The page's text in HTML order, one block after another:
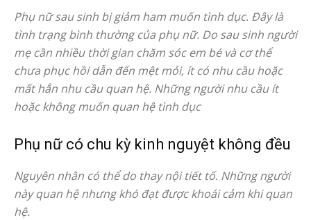
Phụ nữ sau sinh bị giảm ham muốn tình dục. Đây là
tình trạng bình thường của phụ nữ. Do sau sinh người
mẹ cần nhiều thời gian chăm sóc em bé và cơ thể
chưa phục hồi dẫn đến mệt mỏi, ít có nhu cầu hoặc
mất hẳn nhu cầu quan hệ. Những người nhu cầu ít
hoặc không muốn quan hệ tình dục
Phụ nữ có chu kỳ kinh nguyệt không đều
Nguyên nhân có thể do thay nội tiết tố. Những người
này quan hệ nhưng khó đạt được khoái cảm khi quan
hệ.